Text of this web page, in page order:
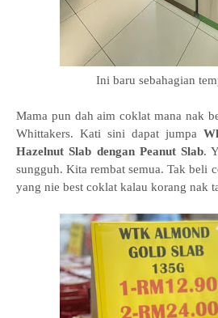
Ini baru sebahagian
Mama pun dah aim coklat mana nak
Whittakers. Kati sini dapat jumpa
Hazelnut Slab dengan Peanut Slab.
sungguh. Kita rembat semua. Tak beli
yang nie best coklat kalau korang nak